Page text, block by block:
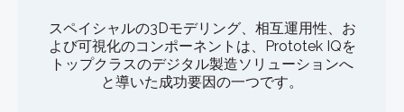
スペイシャルの3Dモデリング、相互運用性、お
よび可視化のコンポーネントは、Prototek IQを
トップクラスのデジタル製造ソリューションへ
と導いた成功要因の一つです。